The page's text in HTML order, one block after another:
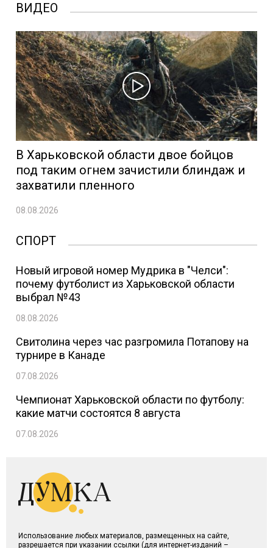
ВИДЕО
В Харьковской области двое бойцов
под таким огнем зачистили блиндаж и
захватили пленного
08.08.2026
СПОРТ
Новый игровой номер Мудрика в "Челси":
почему футболист из Харьковской области
выбрал №43
08.08.2026
Свитолина через час разгромила Потапову на
турнире в Канаде
07.08.2026
Чемпионат Харьковской области по футболу:
какие матчи состоятся 8 августа
07.08.2026
Использование любых материалов, размещенных на сайте,
разрешается при указании ссылки (для интернет-изданий –